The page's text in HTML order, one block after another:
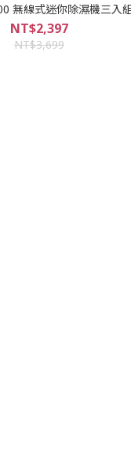
無線式迷你除濕機三入
NT$2,397
NT$3,699